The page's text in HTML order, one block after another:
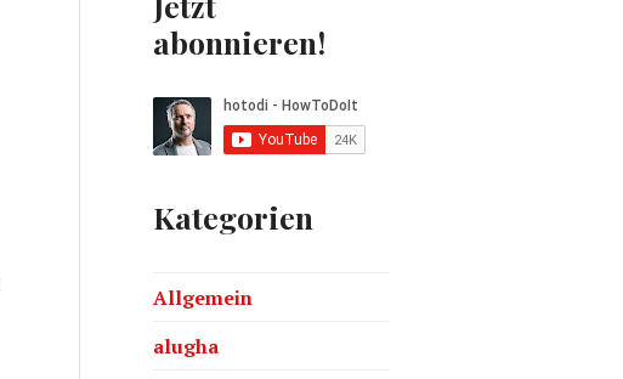
abonnieren!
Kategorien
Allgemein
alugha